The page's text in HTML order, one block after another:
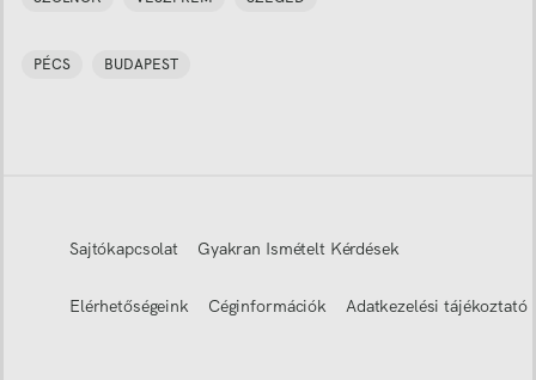
PÉCS BUDAPEST
Sajtókapcsolat Gyakran Ismételt Kérdések
Elérhetőségeink Céginformációk Adatkezelési tájékoztató